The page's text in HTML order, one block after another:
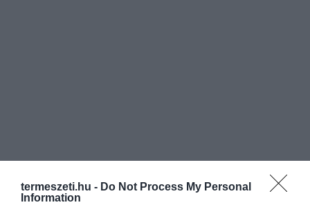
termeszeti.hu - Do Not Process My Personal
Information